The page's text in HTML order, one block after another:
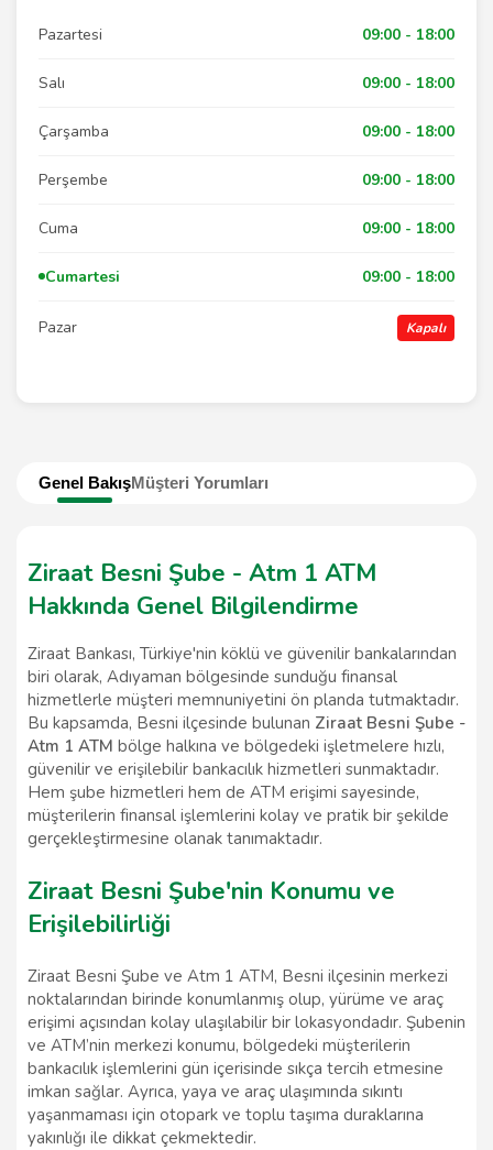
Genel BakışMüşteri Yorumları
Ziraat Besni Şube - Atm 1 ATM
Hakkında Genel Bilgilendirme
Ziraat Bankası, Türkiye'nin köklü ve güvenilir bankalarından
biri olarak, Adıyaman bölgesinde sunduğu finansal
hizmetlerle müşteri memnuniyetini ön planda tutmaktadır.
Bu kapsamda, Besni ilçesinde bulunan Ziraat Besni Şube -
Atm 1 ATM bölge halkına ve bölgedeki işletmelere hızlı,
güvenilir ve erişilebilir bankacılık hizmetleri sunmaktadır.
Hem şube hizmetleri hem de ATM erişimi sayesinde,
müşterilerin finansal işlemlerini kolay ve pratik bir şekilde
gerçekleştirmesine olanak tanımaktadır.
Ziraat Besni Şube'nin Konumu ve
Erişilebilirliği
Ziraat Besni Şube ve Atm 1 ATM, Besni ilçesinin merkezi
noktalarından birinde konumlanmış olup, yürüme ve araç
erişimi açısından kolay ulaşılabilir bir lokasyondadır. Şubenin
ve ATM’nin merkezi konumu, bölgedeki müşterilerin
bankacılık işlemlerini gün içerisinde sıkça tercih etmesine
imkan sağlar. Ayrıca, yaya ve araç ulaşımında sıkıntı
yaşanmaması için otopark ve toplu taşıma duraklarına
yakınlığı ile dikkat çekmektedir.
Pazartesi 09:00 - 18:00
Salı 09:00 - 18:00
Çarşamba 09:00 - 18:00
Perşembe 09:00 - 18:00
Cuma 09:00 - 18:00
Cumartesi 09:00 - 18:00
Pazar Kapalı